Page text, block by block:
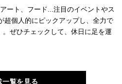
ート、フード...注目のイベントやス
超個人的にピックアップし、全力で
ぜひチェックして、休日に足を運
一覧を見る